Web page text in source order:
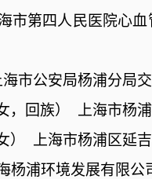
海市第四人民医院心
海市公安局杨浦分局
，回族）
上海市杨
）
上海市杨浦区延
杨浦环境发展有限